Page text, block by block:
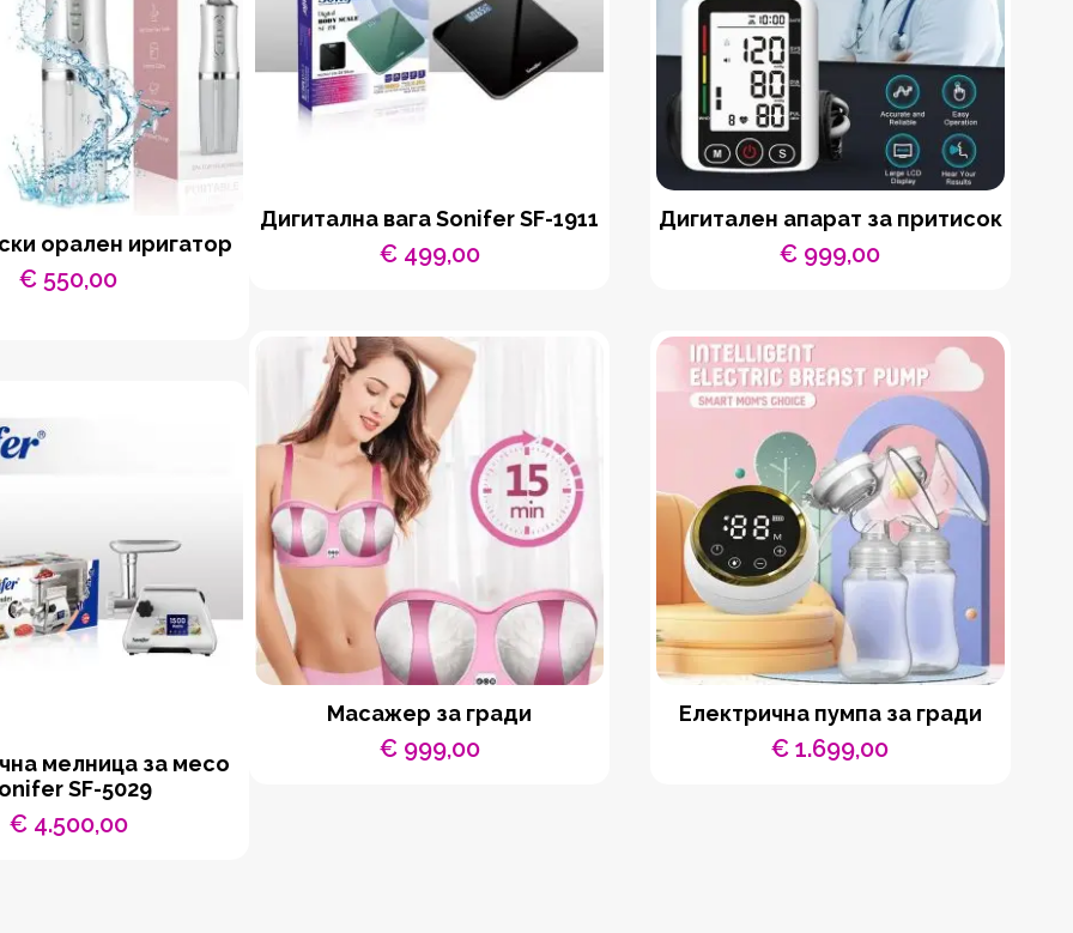
орален иригатор
€ 550,00
мелница за месо
SF-5029
€4.500,00
Дигитална вага Sonifer SF-1911
€499,00
Дигитален апарат за притисок
€ 999,00
Масажер за гради
€999,00
Електрична пумпа за гради
€ 1.699,00